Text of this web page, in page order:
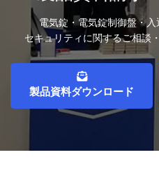
電気錠・電気錠制御盤・
セキュリティに関するご相談
製品資料ダウンロード